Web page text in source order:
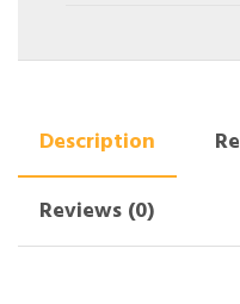
Description
Reviews (0)